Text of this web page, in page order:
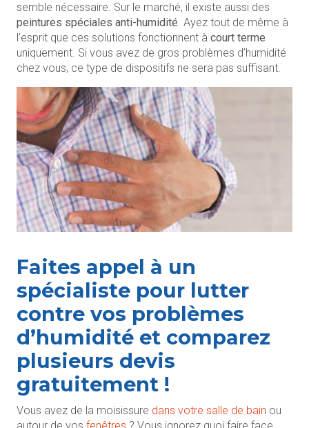
semble nécessaire. Sur le marché, il existe aussi des
peintures spéciales anti-humidité. Ayez tout de même à
l’esprit que ces solutions fonctionnent à court terme
uniquement. Si vous avez de gros problèmes d’humidité
chez vous, ce type de dispositifs ne sera pas suffisant.
Faites appel à un
spécialiste pour lutter
contre vos problèmes
d’humidité et comparez
plusieurs devis
gratuitement !
Vous avez de la moisissure dans votre salle de bain ou